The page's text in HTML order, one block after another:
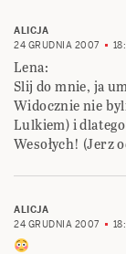
ALICJA
24 GRUDNIA 2007
Lena:
Slij do mnie, ja
Widocznie nie
Lulkiem) i
Wesołych! (Jerz
ALICJA
24 GRUDNIA 2007